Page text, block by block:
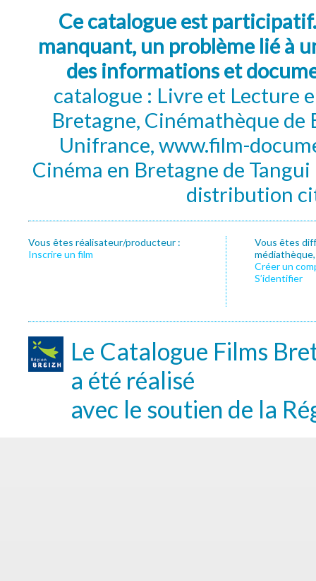
Ce catalogue est
manquant, un problème lié à
des informations et
catalogue : Livre et Lecture
Bretagne, Cinémathèque de
Unifrance, www.film-
Cinéma en Bretagne de
distribution
Vous êtes réalisateur/producteur :
Inscrire un film
Vous êtes
Créer un
S’identifier
Le Catalogue Films
a été réalisé
avec le soutien de la